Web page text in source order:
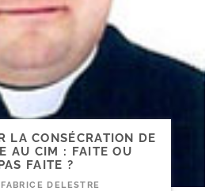
LA CONSÉCRATION DE
AU CIM : FAITE OU
FAITE ?
DELESTRE